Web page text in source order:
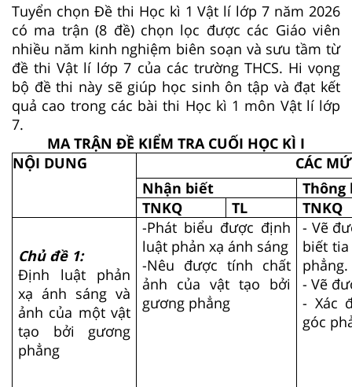
Tuyển chọn Đề thi Học kì 1 Vật lí lớp 7 năm 2026
có ma trận (8 đề) chọn lọc được các Giáo viên
nhiều năm kinh nghiệm biên soạn và sưu tầm từ
đề thi Vật lí lớp 7 của các trường THCS. Hi vọng
bộ đề thi này sẽ giúp học sinh ôn tập và đạt kết
quả cao trong các bài thi Học kì 1 môn Vật lí lớp
7.
MA TRẬN ĐỀ KIỂM TRA CUỐI HỌC KÌ I
NỘI DUNG
CÁC
Nhận biết
Thông
TNKQ
TL TNKQ
Chủ đề 1:
Định luật phản
xạ ánh sáng và
ảnh của một vật
tạo bởi gương
phẳng
-Phát biểu được định
luật phản xạ ánh sáng
-Nêu được tính chất
ảnh của vật tạo bởi
gương phẳng
- Vẽ
biết
phẳng.
- Vẽ
- Xác
góc